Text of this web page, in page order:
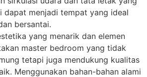
dapat menjadi tempat yang ideal
bersantai.
yang menarik dan elemen
master bedroom yang tidak
tetapi juga mendukung kualitas
Menggunakan bahan-bahan alami